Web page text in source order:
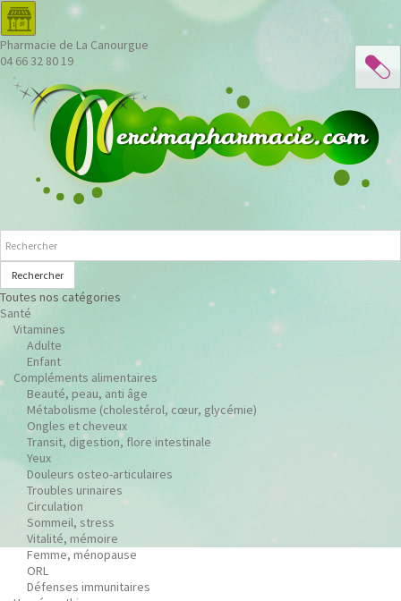
Pharmacie de La Canourgue
04 66 32 80 19
Rechercher
Toutes nos catégories
Santé
Vitamines
Adulte
Enfant
Compléments alimentaires
Beauté, peau, anti âge
Métabolisme (cholestérol, cœur, glycémie)
Ongles et cheveux
Transit, digestion, flore intestinale
Yeux
Douleurs osteo-articulaires
Troubles urinaires
Circulation
Sommeil, stress
Vitalité, mémoire
Femme, ménopause
ORL
Défenses immunitaires